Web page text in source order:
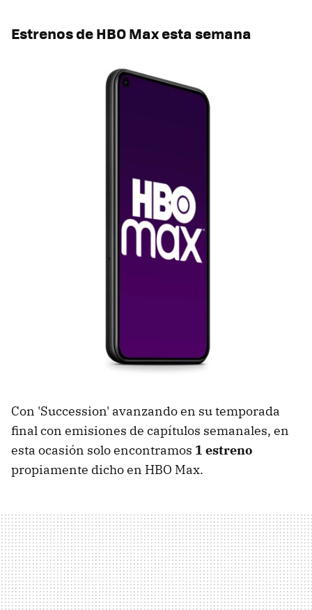
Estrenos de HBO Max esta semana
Con 'Succession' avanzando en su temporada
final con emisiones de capítulos semanales, en
esta ocasión solo encontramos 1 estreno
propiamente dicho en HBO Max.